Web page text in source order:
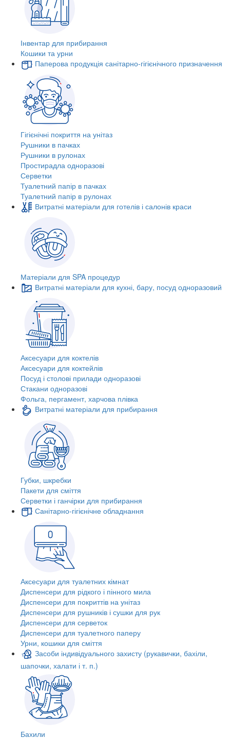
Інвентар для прибирання
Кошики та урни
Паперова продукція санітарно-гігієнічного призначення
Гігієнічні покриття на унітаз
Рушники в пачках
Рушники в рулонах
Простирадла одноразові
Серветки
Туалетний папір в пачках
Туалетний папір в рулонах
Витратні матеріали для готелів і салонів краси
Матеріали для SPA процедур
Витратні матеріали для кухні, бару, посуд одноразовий
Аксесуари для коктелів
Аксесуари для коктейлів
Посуд і столові прилади одноразові
Стакани одноразові
Фольга, пергамент, харчова плівка
Витратні матеріали для прибирання
Губки, шкребки
Пакети для сміття
Серветки і ганчірки для прибирання
Санітарно-гігієнічне обладнання
Аксесуари для туалетних кімнат
Диспенсери для рідкого і пінного мила
Диспенсери для покриттів на унітаз
Диспенсери для рушників і сушки для рук
Диспенсери для серветок
Диспенсери для туалетного паперу
Урни, кошики для сміття
Засоби індивідуального захисту (рукавички, бахіли,
шапочки, халати і т. п.)
Бахили